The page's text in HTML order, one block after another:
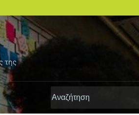
της
Αναζήτηση
για: